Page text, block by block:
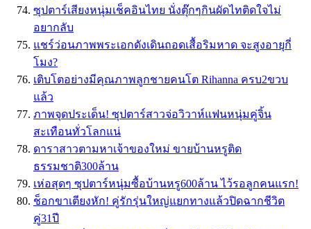
ซุปตาร์เสียงหนุ่มเช็คอินไทย นั่งตุ๊กๆกินผัดไทติดใจไม่
อยากลับ
แชร์ว่อนภาพพระเอกดังเดินถอดเสื้อริมหาด จะสูงอายุกี่
โมง?
เติบโตอย่างมีคุณภาพลูกชายคนโต Rihanna ครบ2ขวบ
แล้ว
ภาพจุดประเด็น! ซุปตาร์สาวจ่อวิวาห์แฟนหนุ่มคู่จิ้น
สะเทือนทั่วโลกแน่
ดาราสาวตามหาเจ้าของใหม่ ขายบ้านหรูติด
ธรรมชาติ300ล้าน
เห่อสุดๆ ซุปตาร์หนุ่มซื้อบ้านหรู600ล้าน ไว้รอลูกคนแรก!
ช็อกขาเตียงหัก! คู่รักรุ่นใหญ่แยกทางแล้วปิดฉากชีวิต
คู่31ปี